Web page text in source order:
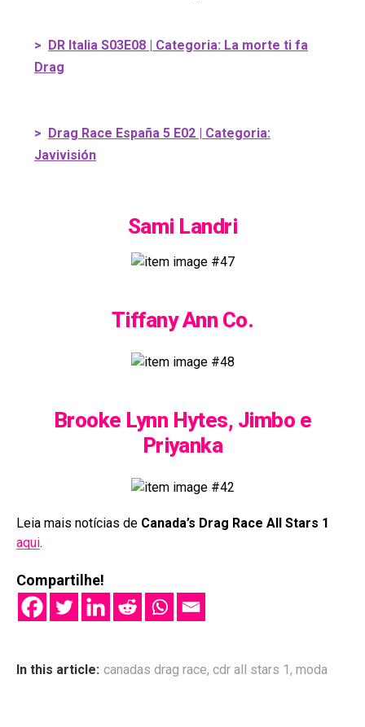
> DR Italia S03E08 | Categoria: La morte ti fa
Drag
> Drag Race España 5 E02 | Categoria:
Javivisión
Sami Landri
Tiffany Ann Co.
Brooke Lynn Hytes, Jimbo e
Priyanka
Leia mais notícias de Canada’s Drag Race All Stars 1
aqui.
Compartilhe!
In this article: canadas drag race, cdr all stars 1, moda